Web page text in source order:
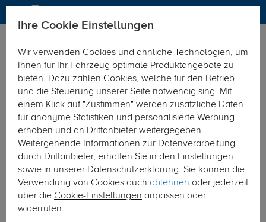
Hier geht's zur Fahrzeugübersicht: Kia Sorento
Ihre Cookie Einstellungen
Wir verwenden Cookies und ähnliche Technologien, um
Ihnen für Ihr Fahrzeug optimale Produktangebote zu
bieten. Dazu zählen Cookies, welche für den Betrieb
und die Steuerung unserer Seite notwendig sing. Mit
einem Klick auf "Zustimmen" werden zusätzliche Daten
für anonyme Statistiken und personalisierte Werbung
erhoben und an Drittanbieter weitergegeben.
Weitergehende Informationen zur Datenverarbeitung
durch Drittanbieter, erhalten Sie in den Einstellungen
sowie in unserer Datenschutzerklärung. Sie können die
Verwendung von Cookies auch ablehnen oder jederzeit
über die Cookie-Einstellungen anpassen oder
widerrufen.